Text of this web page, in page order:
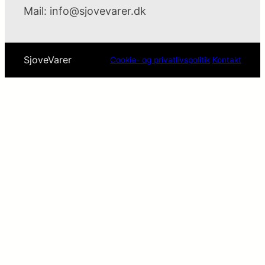
Mail: info@sjovevarer.dk
SjoveVarer Cookie- og privatlivspolitik Kontakt